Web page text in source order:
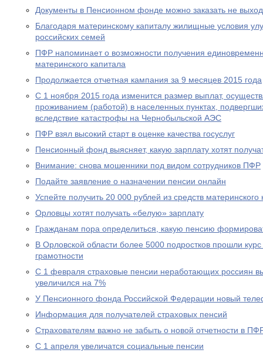
Документы в Пенсионном фонде можно заказать не
Благодаря материнскому капиталу жилищные условия
российских семей
ПФР напоминает о возможности получения
материнского капитала
Продолжается отчетная кампания за 9 месяцев 2015 года
С 1 ноября 2015 года изменится размер выплат,
проживанием (работой) в населенных пунктах,
вследствие катастрофы на Чернобыльской АЭС
ПФР взял высокий старт в оценке качества госуслуг
Пенсионный фонд выясняет, какую зарплату хотят
Внимание: снова мошенники под видом сотрудников ПФР
Подайте заявление о назначении пенсии онлайн
Успейте получить 20 000 рублей из средств материнского
Орловцы хотят получать «белую» зарплату
Гражданам пора определиться, какую пенсию
В Орловской области более 5000 подростков прошли
грамотности
С 1 февраля страховые пенсии неработающих россиян
увеличился на 7%
У Пенсионного фонда Российской Федерации новый
Информация для получателей страховых пенсий
Страхователям важно не забыть о новой отчетности в
С 1 апреля увеличатся социальные пенсии